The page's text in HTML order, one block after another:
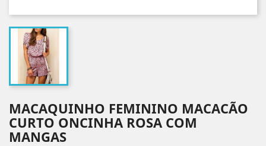
MACAQUINHO FEMININO MACACÃO
CURTO ONCINHA ROSA COM
MANGAS